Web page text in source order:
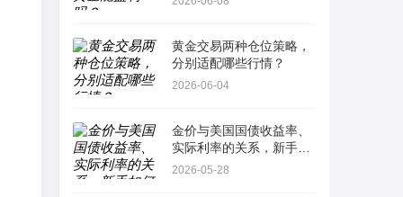
黄金交易两种仓位策略，
分别适配哪些行情？
2026-06-04
金价与美国国债收益率、
实际利率的关系，新手如
何看懂最简单指标？
2026-05-28